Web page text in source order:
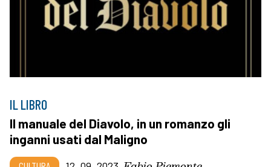
IL LIBRO
Il manuale del Diavolo, in un romanzo gli
inganni usati dal Maligno